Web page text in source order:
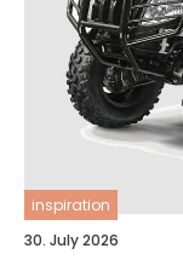
inspiration
30. July 2026